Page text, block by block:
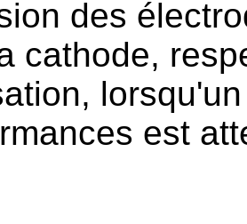
des
cathode,
est